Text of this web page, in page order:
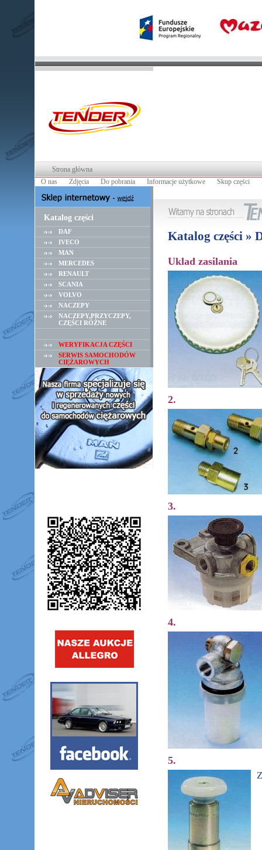
Strona główna
O nas
Zdjęcia Do pobrania Informacje użytkowe Skup części
Katalog części
DAF
IVECO
MAN
MERCEDES
RENAULT
SCANIA
VOLVO
NACZEPY
NACZEPY,PRZYCZEPY,
CZĘŚCI RÓŻNE
WERYFIKACJA CZĘŚCI
SERWIS SAMOCHODÓW
CIĘŻAROWYCH
Katalog części »
Uklad zasilania
2.
3.
4.
5.